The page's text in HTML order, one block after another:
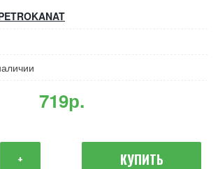
719р.
+ КУПИТЬ